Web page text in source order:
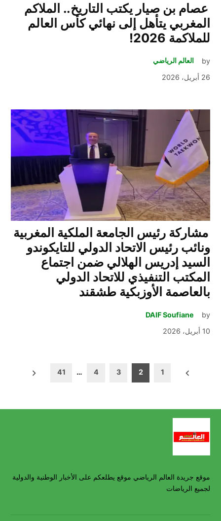
عصام بن صيار يكتب التاريخ.. الملاكم
المغربي يتأهل إلى نهائي كأس العالم
للملاكمة 2026!
by
العالم الرياضي
26 أبريل، 2026
مشاركة رئيس الجامعة الملكية المغربية
ونائب رئيس الاتحاد الدولي للتايكوندو
السيد إدريس الهلالي ضمن اجتماع
المكتب التنفيذي للاتحاد الدولي
بالعاصمة الأوزبكية طشقند
by
DAIF Soufiane
10 أبريل، 2026
1
2
3
4
…
41
موقع جريدة العالم الرياضي موقع يطلعكم على الأخبار الوطنية والدولية
لجميع الرياضات